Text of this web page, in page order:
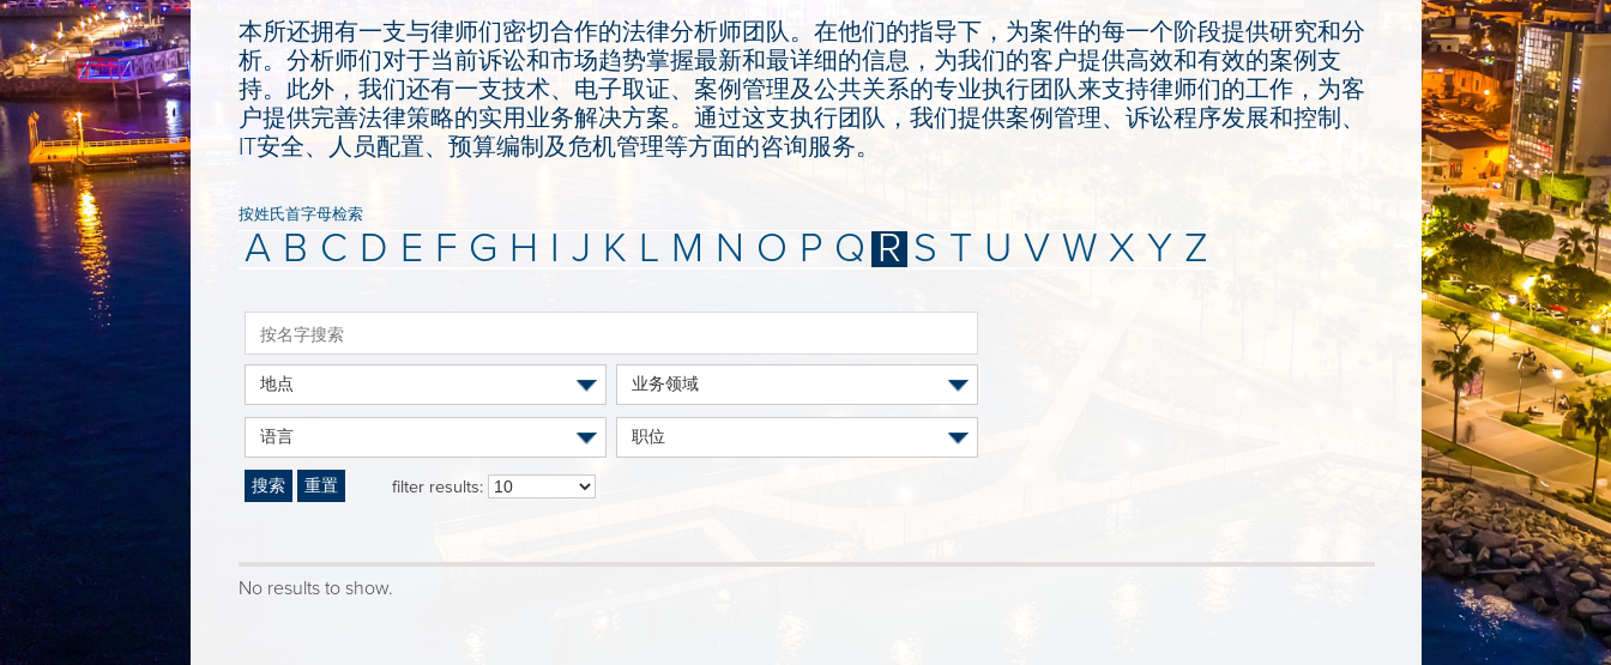
本所还拥有一支与律师们密切合作的法律分析师团队。在他们的指导下，为案件的每一个阶段提供研究和分
析。分析师们对于当前诉讼和市场趋势掌握最新和最详细的信息，为我们的客户提供高效和有效的案例支
持。此外，我们还有一支技术、电子取证、案例管理及公共关系的专业执行团队来支持律师们的工作，为客
户提供完善法律策略的实用业务解决方案。通过这支执行团队，我们提供案例管理、诉讼程序发展和控制、
IT安全、人员配置、预算编制及危机管理等方面的咨询服务。
按姓氏首字母检索
A B C D E F G H I J K L M N O P Q R S T U V W X Y Z
地点 业务领域
语言 职位
搜索 重置 filter results:
No results to show.